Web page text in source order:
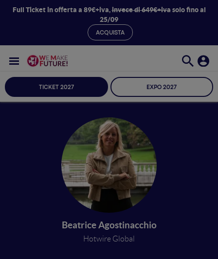
Full Ticket in offerta a 89€+iva,invece di 649€+ivasolo fino al
25/09
ACQUISTA
TICKET 2027 EXPO 2027
Beatrice Agostinacchio
Hotwire Global